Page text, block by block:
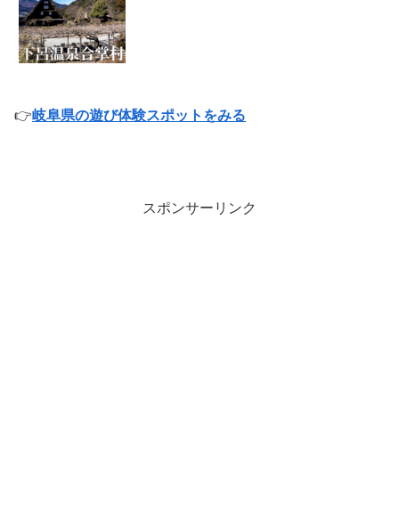
👉岐阜県の遊び体験スポットをみる
スポンサーリンク